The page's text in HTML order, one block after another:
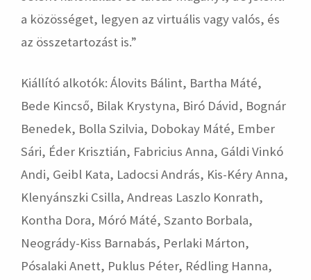
a közösséget, legyen az virtuális vagy valós, és
az összetartozást is.”
Kiállító alkotók: Álovits Bálint, Bartha Máté,
Bede Kincső, Bilak Krystyna, Biró Dávid, Bognár
Benedek, Bolla Szilvia, Dobokay Máté, Ember
Sári, Éder Krisztián, Fabricius Anna, Gáldi Vinkó
Andi, Geibl Kata, Ladocsi András, Kis-Kéry Anna,
Klenyánszki Csilla, Andreas Laszlo Konrath,
Kontha Dora, Móró Máté, Szanto Borbala,
Neogrády-Kiss Barnabás, Perlaki Márton,
Pósalaki Anett, Puklus Péter, Rédling Hanna,